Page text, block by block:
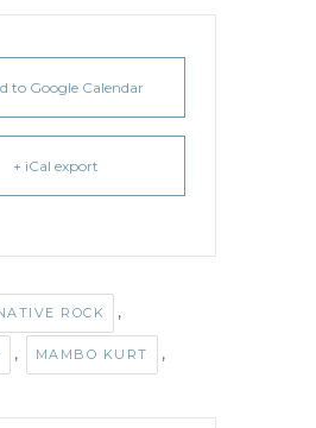
to Google Calendar
+ iCal export
ROCK ,
, MAMBO KURT ,